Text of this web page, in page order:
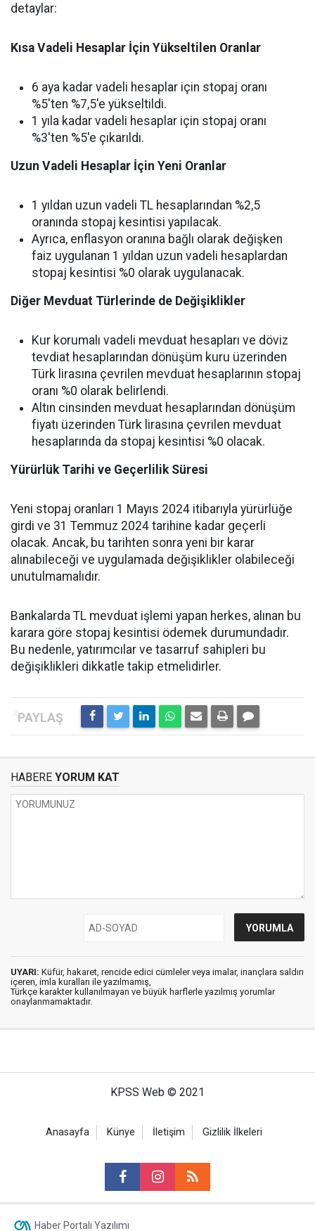
detaylar:
Kısa Vadeli Hesaplar İçin Yükseltilen Oranlar
6 aya kadar vadeli hesaplar için stopaj oranı
%5'ten %7,5'e yükseltildi.
1 yıla kadar vadeli hesaplar için stopaj oranı
%3'ten %5'e çıkarıldı.
Uzun Vadeli Hesaplar İçin Yeni Oranlar
1 yıldan uzun vadeli TL hesaplarından %2,5
oranında stopaj kesintisi yapılacak.
Ayrıca, enflasyon oranına bağlı olarak değişken
faiz uygulanan 1 yıldan uzun vadeli hesaplardan
stopaj kesintisi %0 olarak uygulanacak.
Diğer Mevduat Türlerinde de Değişiklikler
Kur korumalı vadeli mevduat hesapları ve döviz
tevdiat hesaplarından dönüşüm kuru üzerinden
Türk lirasına çevrilen mevduat hesaplarının stopaj
oranı %0 olarak belirlendi.
Altın cinsinden mevduat hesaplarından dönüşüm
fiyatı üzerinden Türk lirasına çevrilen mevduat
hesaplarında da stopaj kesintisi %0 olacak.
Yürürlük Tarihi ve Geçerlilik Süresi
Yeni stopaj oranları 1 Mayıs 2024 itibarıyla yürürlüğe
girdi ve 31 Temmuz 2024 tarihine kadar geçerli
olacak. Ancak, bu tarihten sonra yeni bir karar
alınabileceği ve uygulamada değişiklikler olabileceği
unutulmamalıdır.
Bankalarda TL mevduat işlemi yapan herkes, alınan bu
karara göre stopaj kesintisi ödemek durumundadır.
Bu nedenle, yatırımcılar ve tasarruf sahipleri bu
değişiklikleri dikkatle takip etmelidirler.
HABERE YORUM KAT
UYARI: Küfür, hakaret, rencide edici cümleler veya imalar, inançlara saldırı
içeren, imla kuralları ile yazılmamış,
Türkçe karakter kullanılmayan ve büyük harflerle yazılmış yorumlar
onaylanmamaktadır.
KPSS Web © 2021
Anasayfa Künye İletişim Gizlilik İlkeleri
Haber Portalı Yazılımı